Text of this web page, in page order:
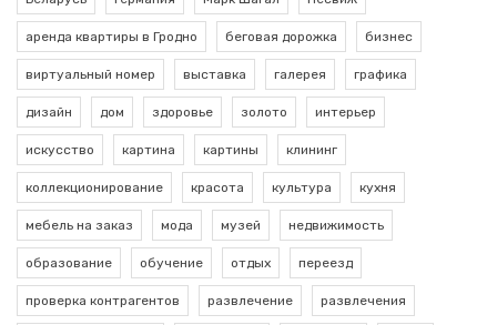
аренда квартиры в Гродно беговая дорожка бизнес
виртуальный номер выставка галерея графика
дизайн дом здоровье золото интерьер
искусство картина картины клининг
коллекционирование красота культура кухня
мебель на заказ мода музей недвижимость
образование обучение отдых переезд
проверка контрагентов развлечение развлечения